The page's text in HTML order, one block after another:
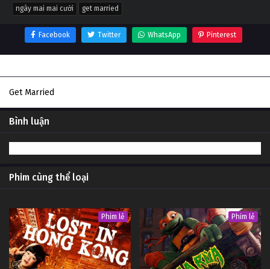
ngày mai mai cưới get married
Facebook Twitter WhatsApp Pinterest
Get Married
Bình luận
Phim cùng thể loại
Phim lẻ Phim lẻ